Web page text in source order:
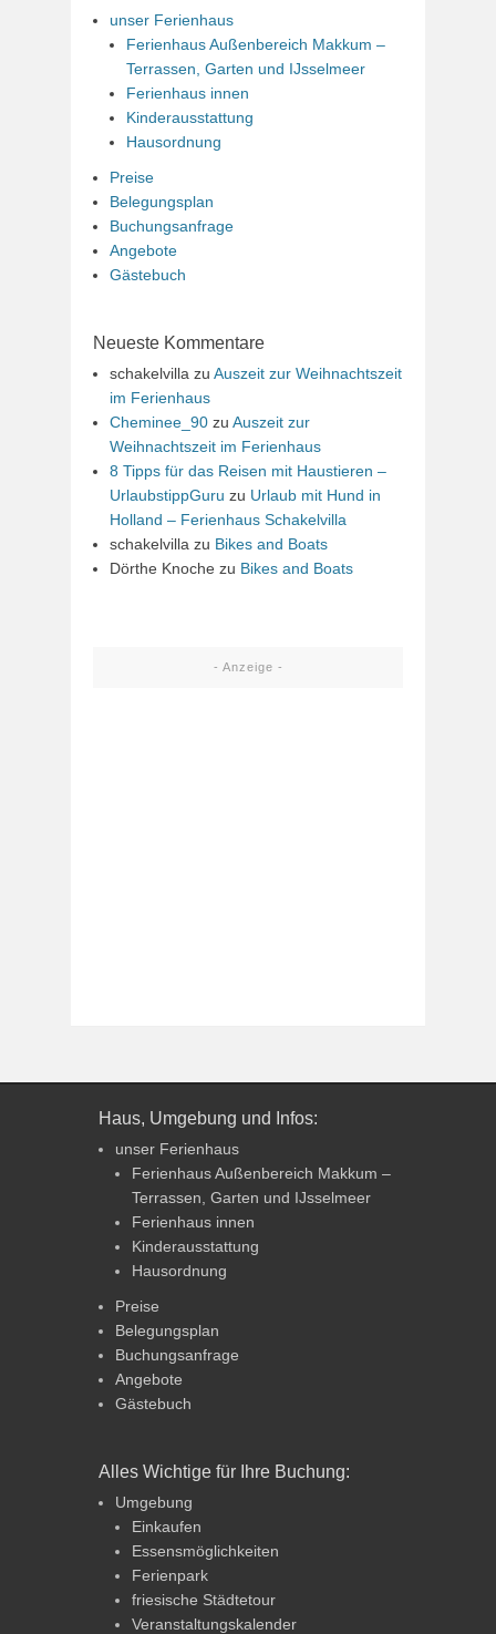
unser Ferienhaus
Ferienhaus Außenbereich Makkum –
Terrassen, Garten und IJsselmeer
Ferienhaus innen
Kinderausstattung
Hausordnung
Preise
Belegungsplan
Buchungsanfrage
Angebote
Gästebuch
Neueste Kommentare
schakelvilla zu Auszeit zur Weihnachtszeit
im Ferienhaus
Cheminee_90 zu Auszeit zur
Weihnachtszeit im Ferienhaus
8 Tipps für das Reisen mit Haustieren –
UrlaubstippGuru zu Urlaub mit Hund in
Holland – Ferienhaus Schakelvilla
schakelvilla zu Bikes and Boats
Dörthe Knoche zu Bikes and Boats
- Anzeige -
Haus, Umgebung und Infos:
unser Ferienhaus
Ferienhaus Außenbereich Makkum –
Terrassen, Garten und IJsselmeer
Ferienhaus innen
Kinderausstattung
Hausordnung
Preise
Belegungsplan
Buchungsanfrage
Angebote
Gästebuch
Alles Wichtige für Ihre Buchung:
Umgebung
Einkaufen
Essensmöglichkeiten
Ferienpark
friesische Städtetour
Veranstaltungskalender